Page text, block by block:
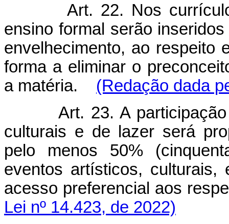
Art. 22. Nos
ensino formal serão
envelhecimento, ao respeito
forma a eliminar o
a matéria.
(Redação dada
Art. 23. A
culturais e de lazer será
pelo menos 50%
eventos artísticos,
acesso preferencial aos
Lei nº 14.423, de 2022)